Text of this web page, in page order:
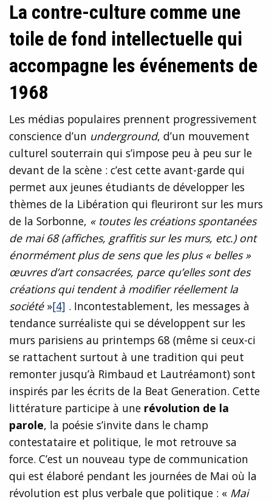
La contre-culture comme une
toile de fond intellectuelle qui
accompagne les événements de
1968
Les médias populaires prennent progressivement
conscience d’un underground, d’un mouvement
culturel souterrain qui s’impose peu à peu sur le
devant de la scène : c’est cette avant-garde qui
permet aux jeunes étudiants de développer les
thèmes de la Libération qui fleuriront sur les murs
de la Sorbonne, « toutes les créations spontanées
de mai 68 (affiches, graffitis sur les murs, etc.) ont
énormément plus de sens que les plus « belles »
œuvres d’art consacrées, parce qu’elles sont des
créations qui tendent à modifier réellement la
société»[4] . Incontestablement, les messages à
tendance surréaliste qui se développent sur les
murs parisiens au printemps 68 (même si ceux-ci
se rattachent surtout à une tradition qui peut
remonter jusqu’à Rimbaud et Lautréamont) sont
inspirés par les écrits de la Beat Generation. Cette
littérature participe à une révolution de la
parole, la poésie s’invite dans le champ
contestataire et politique, le mot retrouve sa
force. C’est un nouveau type de communication
qui est élaboré pendant les journées de Mai où la
révolution est plus verbale que politique : « Mai